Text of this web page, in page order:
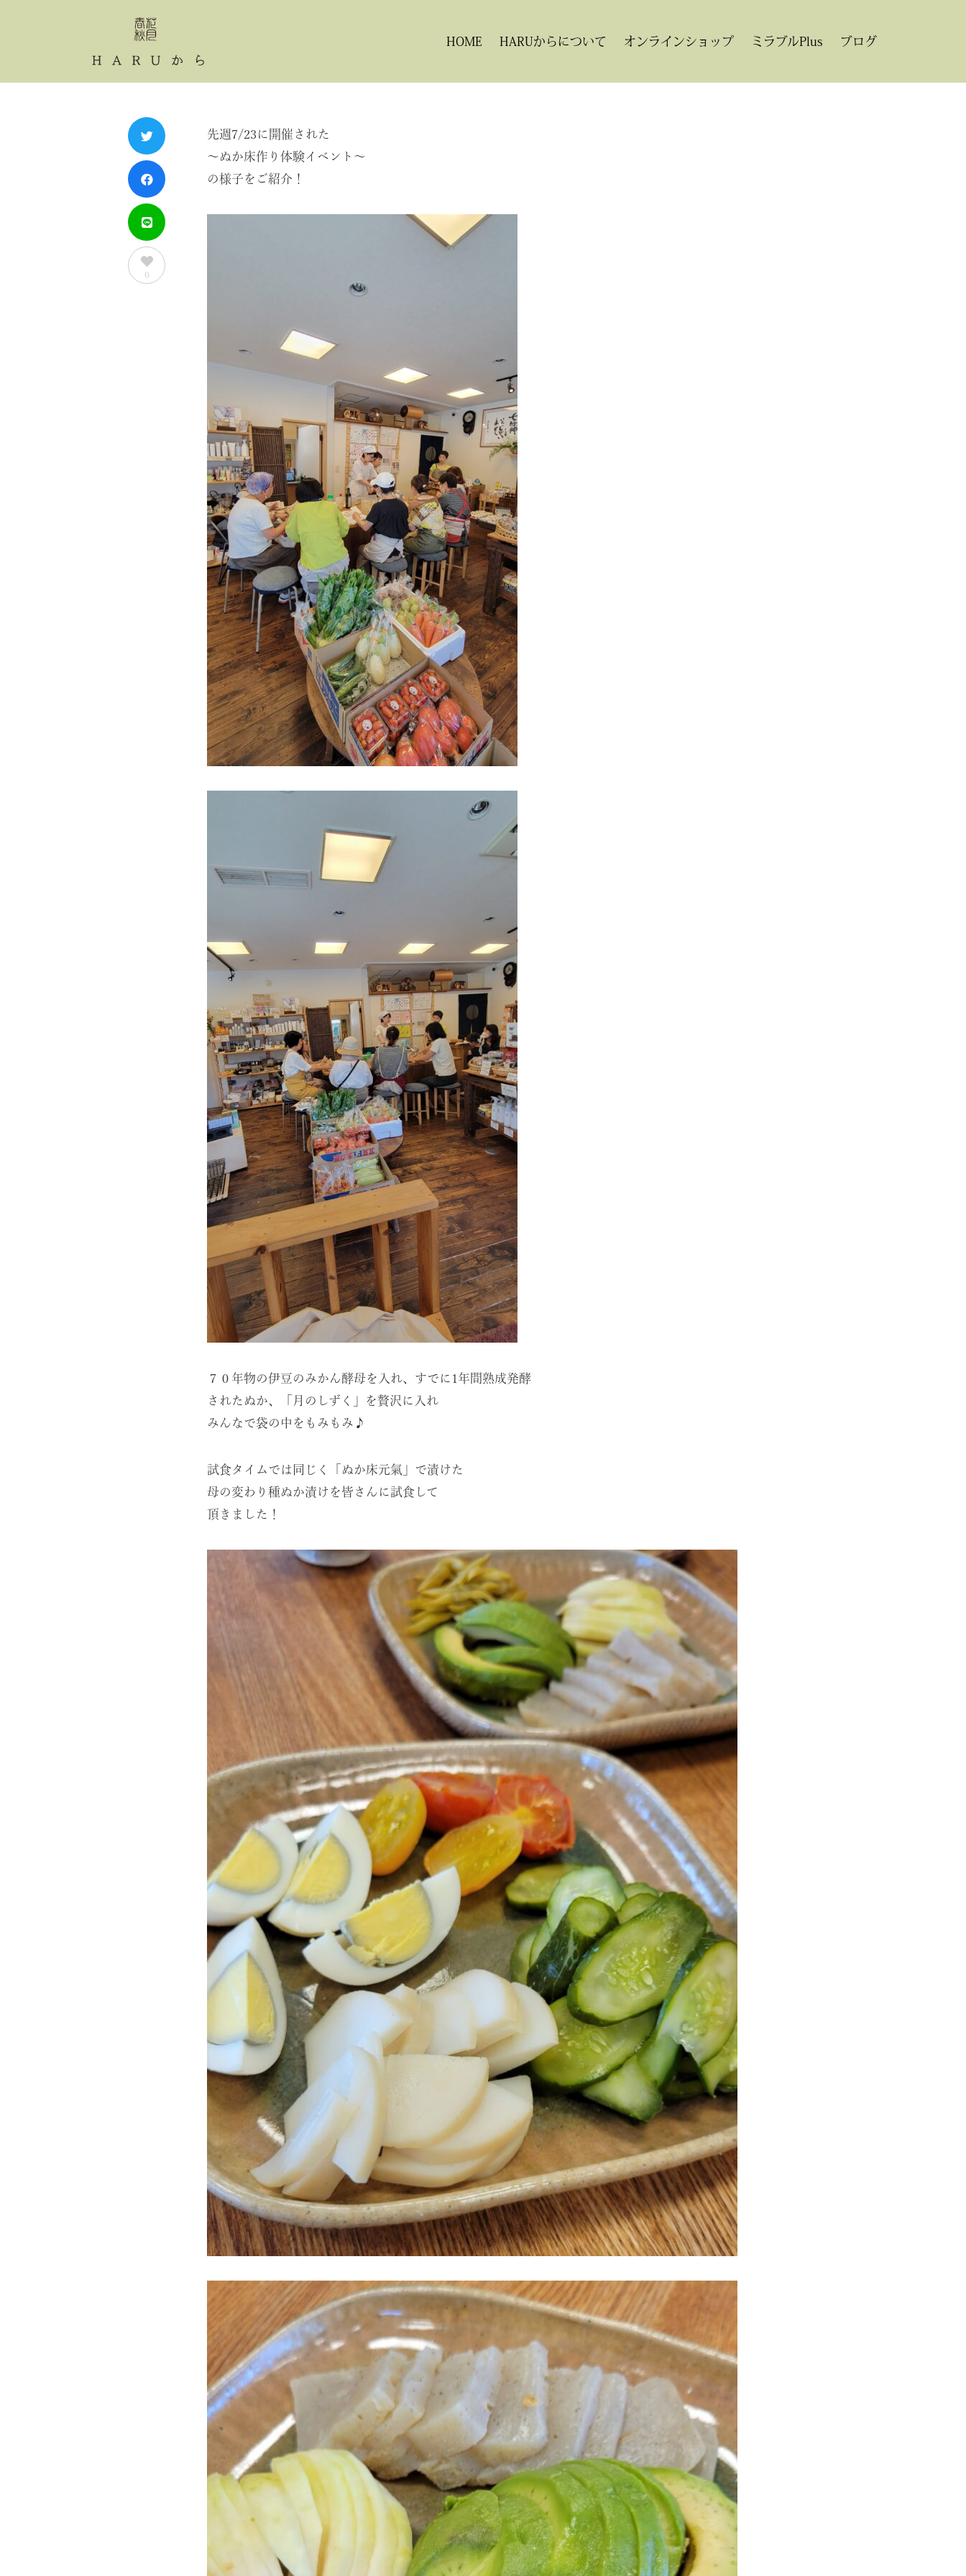
HOME HARUからについて オンラインショップ ミラブルPlus ブログ
0
先週7/23に開催された
～ぬか床作り体験イベント～
の様子をご紹介！
７０年物の伊豆のみかん酵母を入れ、すでに1年間熟成発酵
されたぬか、「月のしずく」を贅沢に入れ
みんなで袋の中をもみもみ♪
試食タイムでは同じく「ぬか床元氣」で漬けた
母の変わり種ぬか漬けを皆さんに試食して
頂きました！